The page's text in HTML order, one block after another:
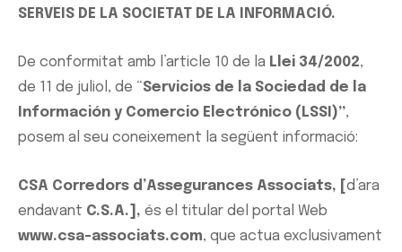
SERVEIS DE LA SOCIETAT DE LA INFORMACIÓ.
De conformitat amb l’article 10 de la Llei 34/2002,
de 11 de juliol, de “Servicios de la Sociedad de la
Información y Comercio Electrónico (LSSI)”,
posem al seu coneixement la següent informació:
CSA Corredors d’Assegurances Associats, [ d’ara
endavant C.S.A.], és el titular del portal Web
www.csa-associats.com, que actua exclusivament